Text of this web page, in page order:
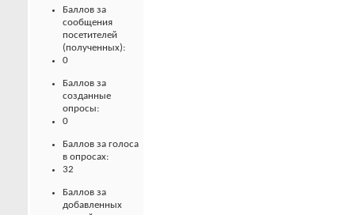
Баллов за
сообщения
посетителей
(полученных):
0
Баллов за
созданные
опросы:
0
Баллов за голоса
в опросах:
32
Баллов за
добавленных